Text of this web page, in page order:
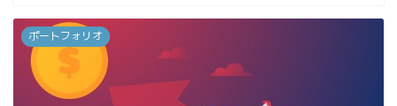
ポートフォリオ